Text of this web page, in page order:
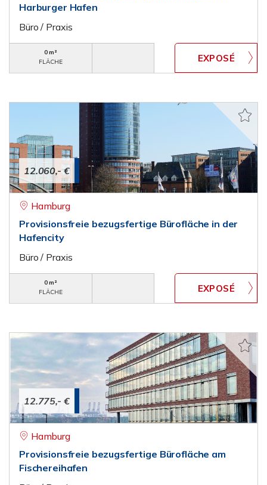
Harburger Hafen
Büro / Praxis
0 m²
FLÄCHE
12.060,- €
Hamburg
Provisionsfreie bezugsfertige Bürofläche in der
Hafencity
Büro / Praxis
0 m²
FLÄCHE
12.775,- €
Hamburg
Provisionsfreie bezugsfertige Bürofläche am
Fischereihafen